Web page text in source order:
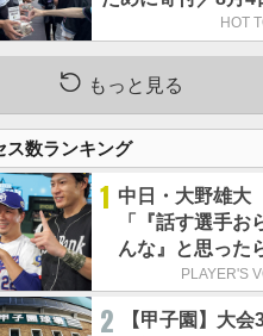
は選手たちが募金
HOT
もっと見る
ス数ランキング
1 中日・大野雄大
「『話す選手お
んな』と思った
本勇人が来た！
PLAYER'S
2 【甲子園】大会